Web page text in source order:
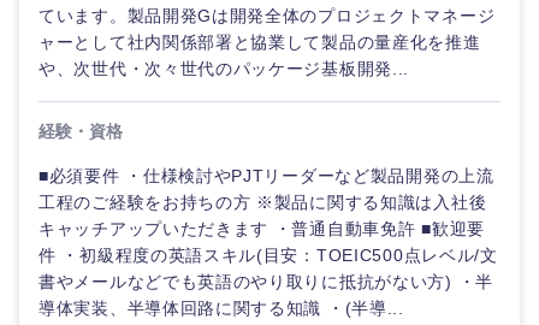
ています。製品開発Gは開発全体のプロジェクトマネージ
ャーとして社内関係部署と協業して製品の量産化を推進
や、次世代・次々世代のパッケージ基板開発...
経験・資格
■必須要件 ・仕様検討やPJTリーダーなど製品開発の上流
工程のご経験をお持ちの方 ※製品に関する知識は入社後
キャッチアップいただきます ・普通自動車免許 ■歓迎要
件 ・初級程度の英語スキル(目安：TOEIC500点レベル/文
書やメールなどでも英語のやり取りに抵抗がない方) ・半
導体実装、半導体回路に関する知識 ・(半導...